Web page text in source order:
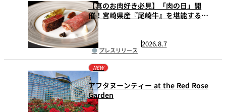
プレスリリース
【真のお肉好き必見】「肉の日」開
催！宮崎県産『尾崎牛』を堪能する一
夜限りのプレミアムなグルメイベン
ト。
2026.8.7
NEW
アフタヌーンティー at the Red Rose
Garden